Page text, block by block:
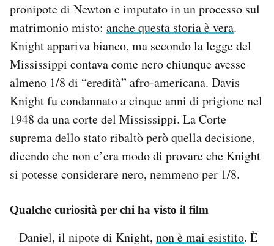
pronipote di Newton e imputato in un processo sul
matrimonio misto: anche questa storia è vera.
Knight appariva bianco, ma secondo la legge del
Mississippi contava come nero chiunque avesse
almeno 1/8 di “eredità” afro-americana. Davis
Knight fu condannato a cinque anni di prigione nel
1948 da una corte del Mississippi. La Corte
suprema dello stato ribaltò però quella decisione,
dicendo che non c’era modo di provare che Knight
si potesse considerare nero, nemmeno per 1/8.
Qualche curiosità per chi ha visto il film
– Daniel, il nipote di Knight, non è mai esistito. È